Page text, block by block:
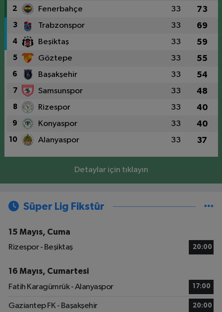
2 Fenerbahçe 33 73
3 Trabzonspor 33 69
4 Beşiktaş 33 59
5 Göztepe 33 55
6 Başakşehir 33 54
7 Samsunspor 33 48
8 Rizespor 33 40
9 Konyaspor 33 40
10 Alanyaspor 33 37
Detaylar için tıklayın
Süper Lig Fikstür
15 Mayıs, Cuma
Rizespor - Beşiktaş
20:00
16 Mayıs, Cumartesi
Fatih Karagümrük - Alanyaspor
17:00
Gaziantep FK - Başakşehir 20:00